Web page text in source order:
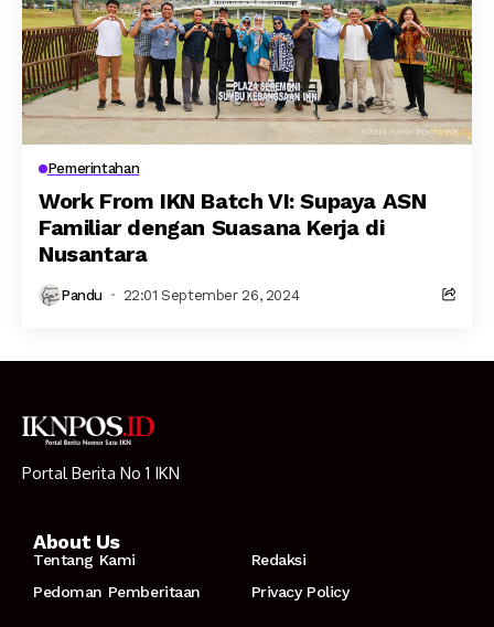
Pemerintahan
Work From IKN Batch VI: Supaya ASN
Familiar dengan Suasana Kerja di
Nusantara
Pandu 22:01 September 26, 2024
Portal Berita No 1 IKN
About Us
Tentang Kami
Redaksi
Pedoman Pemberitaan
Privacy Policy